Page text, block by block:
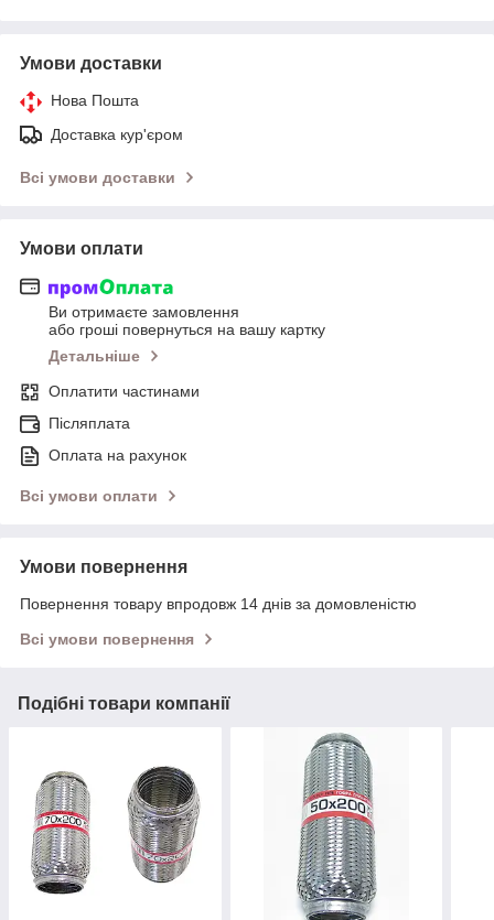
Умови доставки
Нова Пошта
Доставка кур'єром
Всі умови доставки
Умови оплати
Ви отримаєте замовлення
або гроші повернуться на вашу картку
Детальніше
Оплатити частинами
Післяплата
Оплата на рахунок
Всі умови оплати
Умови повернення
Повернення товару впродовж 14 днів за домовленістю
Всі умови повернення
Подібні товари компанії